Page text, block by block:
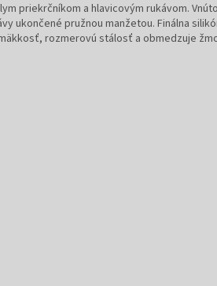
priekrčníkom a hlavicovým rukávom.
ukončené pružnou manžetou. Finálna
rozmerovú stálosť a obmedzuje